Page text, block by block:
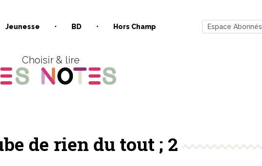
Jeunesse BD Hors Champ Espace Abonnés
Choisir & lire
de rien du tout ; 2